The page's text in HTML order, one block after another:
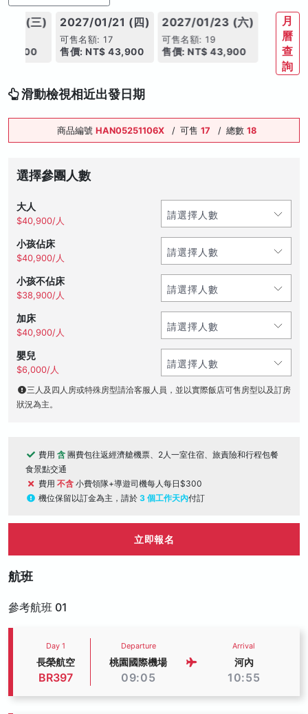
20 (三)
41,900
2027/01/21 (四)
可售名額: 17
售價: NT$ 43,900
2027/01/23 (六)
可售名額: 19
售價: NT$ 43,900
月
曆
查
詢
滑動檢視相近出發日期
商品編號 HAN05251106X / 可售 17 / 總數 18
選擇參團人數
大人
$40,900/人
小孩佔床
$40,900/人
小孩不佔床
$38,900/人
加床
$40,900/人
嬰兒
$6,000/人
三人及四人房或特殊房型請洽客服人員，並以實際飯店可售房型以及訂房
狀況為主。
費用 含 團費包往返經濟艙機票、2人一室住宿、旅責險和行程包餐
食景點交通
費用 不含 小費領隊+導遊司機每人每日$300
機位保留以訂金為主，請於 3 個工作天內付訂
立即報名
航班
參考航班 01
Day 1
長榮航空
BR397
Departure
桃園國際機場
09:05
Arrival
河內
10:55